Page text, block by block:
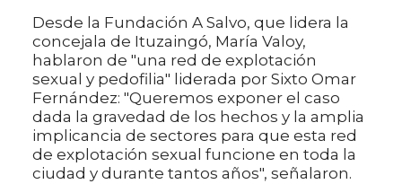
Desde la Fundación A Salvo, que lidera la
concejala de Ituzaingó, María Valoy,
hablaron de "una red de explotación
sexual y pedofilia" liderada por Sixto Omar
Fernández: "Queremos exponer el caso
dada la gravedad de los hechos y la amplia
implicancia de sectores para que esta red
de explotación sexual funcione en toda la
ciudad y durante tantos años", señalaron.